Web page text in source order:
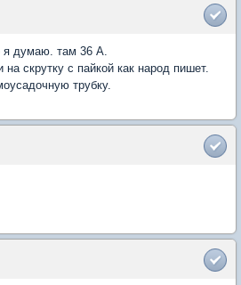
я думаю. там 36 А.
на скрутку с пайкой как народ пишет.
трубку.